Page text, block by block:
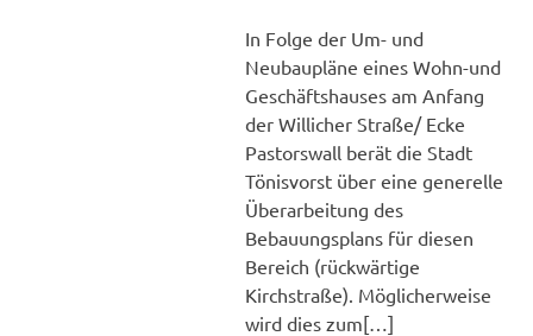
In Folge der Um- und
Neubaupläne eines Wohn-und
Geschäftshauses am Anfang
der Willicher Straße/ Ecke
Pastorswall berät die Stadt
Tönisvorst über eine generelle
Überarbeitung des
Bebauungsplans für diesen
Bereich (rückwärtige
Kirchstraße). Möglicherweise
wird dies zum[…]